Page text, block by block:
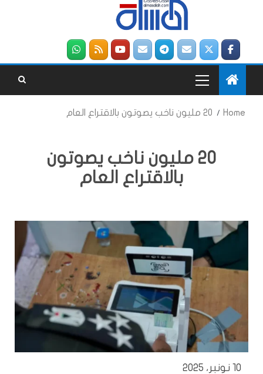
Home 20 مليون ناخب يصوتون بالاقتراع العام
20 مليون ناخب يصوتون
بالاقتراع العام
10 نونبر، 2025